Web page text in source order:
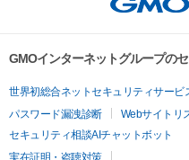
GMOインターネットグループの
世界初総合ネットセキュリティサービ
パスワード漏洩診断
Webサイトリ
セキュリティ相談AIチャットボット
実在証明・盗聴対策